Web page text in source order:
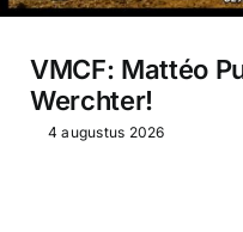
VMCF: Mattéo
Werchter!
4 augustus 2026